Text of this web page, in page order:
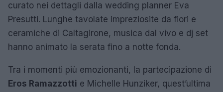
curato nei dettagli dalla wedding planner Eva
Presutti. Lunghe tavolate impreziosite da fiori e
ceramiche di Caltagirone, musica dal vivo e dj set
hanno animato la serata fino a notte fonda.
Tra i momenti più emozionanti, la partecipazione di
Eros Ramazzotti e Michelle Hunziker, quest’ultima